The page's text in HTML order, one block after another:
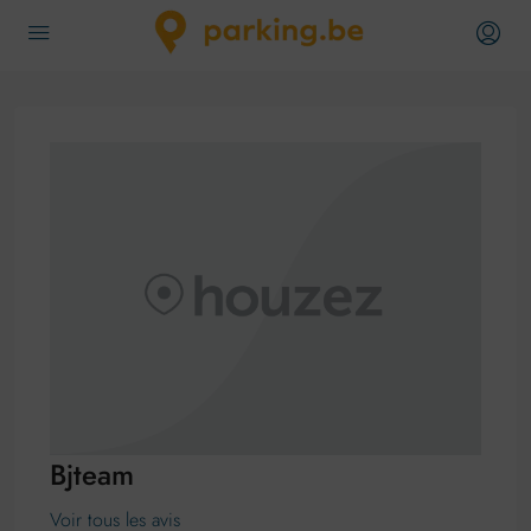
Bjteam
Voir tous les avis